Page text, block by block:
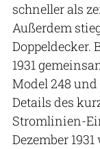
schneller als
Außerdem
Doppeldecker.
1931
Model 248
Details des
Stromlinien-
Dezember